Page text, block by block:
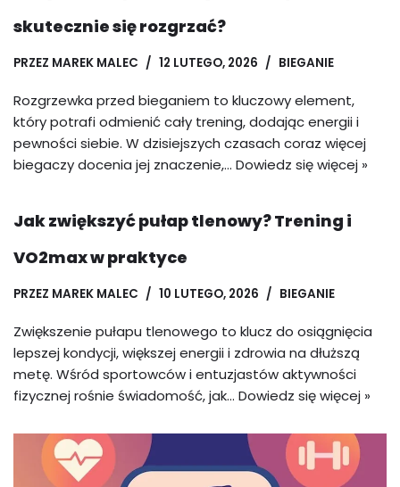
skutecznie się rozgrzać?
PRZEZ MAREK MALEC 12 LUTEGO, 2026 BIEGANIE
Rozgrzewka przed bieganiem to kluczowy element,
który potrafi odmienić cały trening, dodając energii i
pewności siebie. W dzisiejszych czasach coraz więcej
biegaczy docenia jej znaczenie,… Dowiedz się więcej »
Jak zwiększyć pułap tlenowy? Trening i
VO2max w praktyce
PRZEZ MAREK MALEC 10 LUTEGO, 2026 BIEGANIE
Zwiększenie pułapu tlenowego to klucz do osiągnięcia
lepszej kondycji, większej energii i zdrowia na dłuższą
metę. Wśród sportowców i entuzjastów aktywności
fizycznej rośnie świadomość, jak… Dowiedz się więcej »